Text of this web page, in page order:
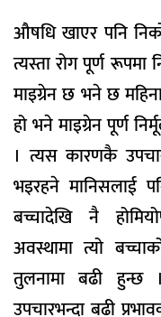
औषधि खाएर पनि
त्यस्ता रोग पूर्ण रूपमा
माइग्रेन छ भने छ
हो भने माइग्रेन पूर्ण
। त्यस कारणकै उपचार
भइरहने मानिसलाई
बच्चादेखि नै
अवस्थामा त्यो
तुलनामा बढी हुन्छ
उपचारभन्दा बढी